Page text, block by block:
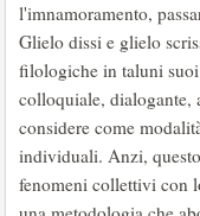
l'imnamoramento,
Glielo dissi e glielo
filologiche in taluni
colloquiale, dialogante,
considere come
individuali. Anzi,
fenomeni collettivi con